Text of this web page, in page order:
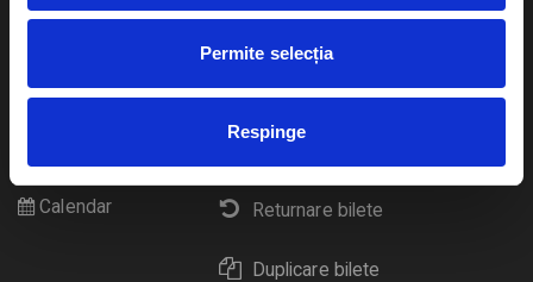
Permite selecția
Respinge
eBilet printat acasa
Returnare bilete
Duplicare bilete
festivaluri
Pentru copii
Diverse
Calendar